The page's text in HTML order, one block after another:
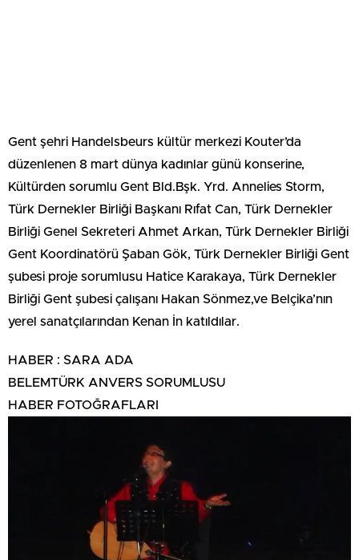
Gent şehri Handelsbeurs kültür merkezi Kouter’da
düzenlenen 8 mart dünya kadınlar günü konserine,
Kültürden sorumlu Gent Bld.Bşk. Yrd. Annelies Storm,
Türk Dernekler Birliği Başkanı Rıfat Can, Türk Dernekler
Birliği Genel Sekreteri Ahmet Arkan, Türk Dernekler Birliği
Gent Koordinatörü Şaban Gök, Türk Dernekler Birliği Gent
şubesi proje sorumlusu Hatice Karakaya, Türk Dernekler
Birliği Gent şubesi çalışanı Hakan Sönmez,ve Belçika’nın
yerel sanatçılarından Kenan İn katıldılar.
HABER : SARA ADA
BELEMTÜRK ANVERS SORUMLUSU
HABER FOTOĞRAFLARI